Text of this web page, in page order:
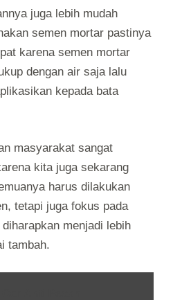
juga lebih mudah
semen mortar pastinya
karena semen mortar
dengan air saja lalu
kepada bata
masyarakat sangat
kita juga sekarang
harus dilakukan
tetapi juga fokus pada
menjadi lebih
tambah.